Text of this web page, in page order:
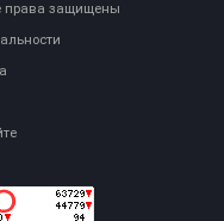
права защищены